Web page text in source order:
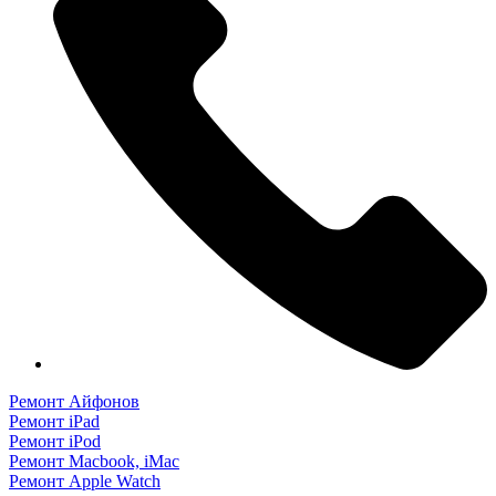
Ремонт Айфонов
Ремонт iPad
Ремонт iPod
Ремонт Macbook, iMac
Ремонт Apple Watch